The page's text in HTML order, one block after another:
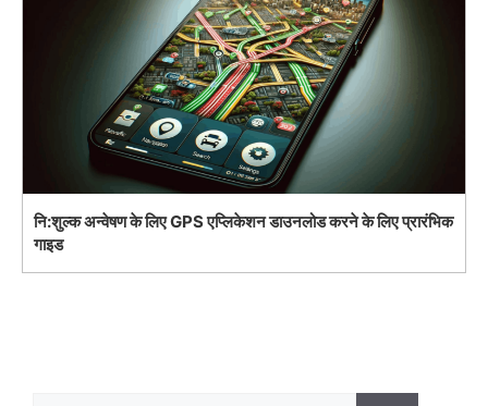
नि:शुल्क अन्वेषण के लिए GPS एप्लिकेशन डाउनलोड करने के लिए प्रारंभिक
गाइड